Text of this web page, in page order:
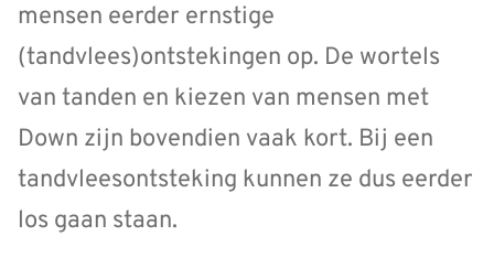
mensen eerder ernstige
(tandvlees)ontstekingen op. De wortels
van tanden en kiezen van mensen met
Down zijn bovendien vaak kort. Bij een
tandvleesontsteking kunnen ze dus eerder
los gaan staan.